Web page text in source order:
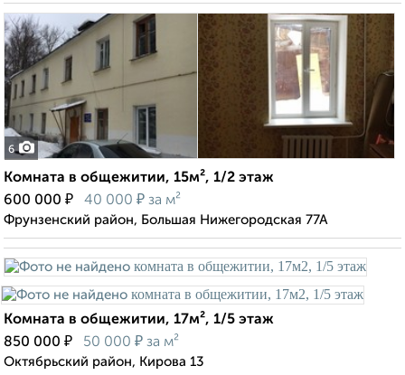
6
Комната в общежитии, 15м², 1/2 этаж
600 000 ₽ 40 000 ₽ за м²
Фрунзенский район, Большая Нижегородская 77А
Комната в общежитии, 17м², 1/5 этаж
850 000 ₽ 50 000 ₽ за м²
Октябрьский район, Кирова 13